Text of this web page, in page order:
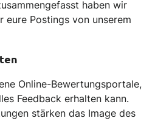
haben wir
eure Postings von unserem
Online-Bewertungsportale,
Feedback erhalten kann.
stärken das Image des